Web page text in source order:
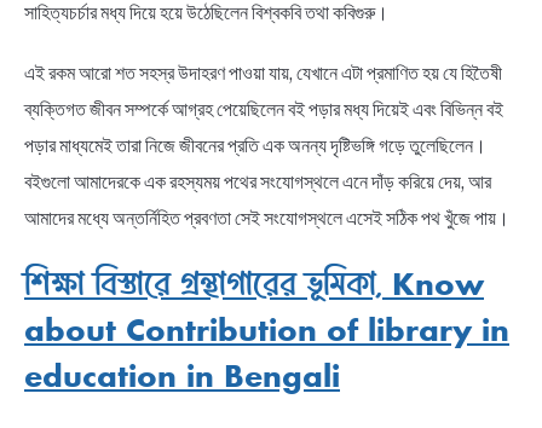
সাহিত্যচর্চার মধ্য দিয়ে হয়ে উঠেছিলেন বিশ্বকবি তথা কবিগুরু।
এই রকম আরো শত সহস্র উদাহরণ পাওয়া যায়, যেখানে এটা প্রমাণিত হয় যে হিতৈষী
ব্যক্তিগত জীবন সম্পর্কে আগ্রহ পেয়েছিলেন বই পড়ার মধ্য দিয়েই এবং বিভিন্ন বই
পড়ার মাধ্যমেই তারা নিজে জীবনের প্রতি এক অনন্য দৃষ্টিভঙ্গি গড়ে তুলেছিলেন।
বইগুলো আমাদেরকে এক রহস্যময় পথের সংযোগস্থলে এনে দাঁড় করিয়ে দেয়, আর
আমাদের মধ্যে অন্তর্নিহিত প্রবণতা সেই সংযোগস্থলে এসেই সঠিক পথ খুঁজে পায়।
শিক্ষা বিস্তারে গ্রন্থাগারের ভূমিকা, Know
about Contribution of library in
education in Bengali